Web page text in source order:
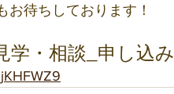
お待ちしております！
・相談_申し込み